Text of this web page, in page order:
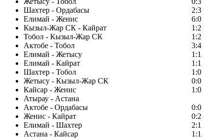
Шахтер - Ордабасы
2:3
Елимай - Женис
6:0
Кызыл-Жар СК - Кайрат
1:2
Тобол - Кызыл-Жар СК
1:2
Актобе - Тобол
3:4
Елимай - Жетысу
1:1
Елимай - Кайрат
1:1
Шахтер - Тобол
1:0
Жетысу - Кызыл-Жар СК
0:0
Кайсар - Женис
1:0
Атырау - Астана
Актобе - Ордабасы
0:0
Женис - Кайрат
0:2
Елимай - Шахтер
2:1
Астана - Кайсар
1:1